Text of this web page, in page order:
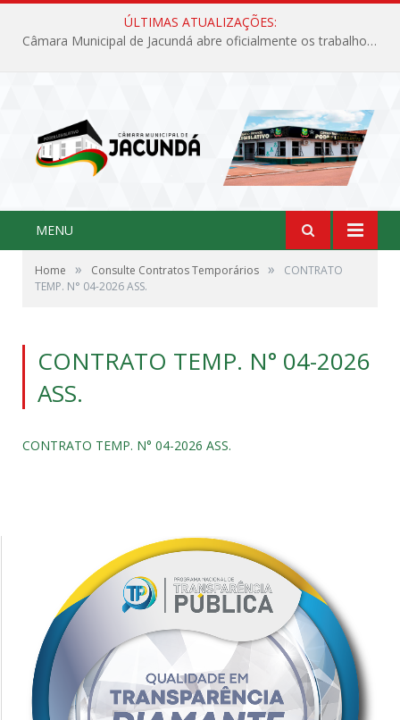
ÚLTIMAS ATUALIZAÇÕES:
Câmara Municipal de Jacundá abre oficialmente os trabalhos legislativos de 2026
MENU
Home » Consulte Contratos Temporários »
CONTRATO
TEMP. N° 04-2026 ASS.
CONTRATO TEMP. N° 04-2026
ASS.
CONTRATO TEMP. N° 04-2026 ASS.